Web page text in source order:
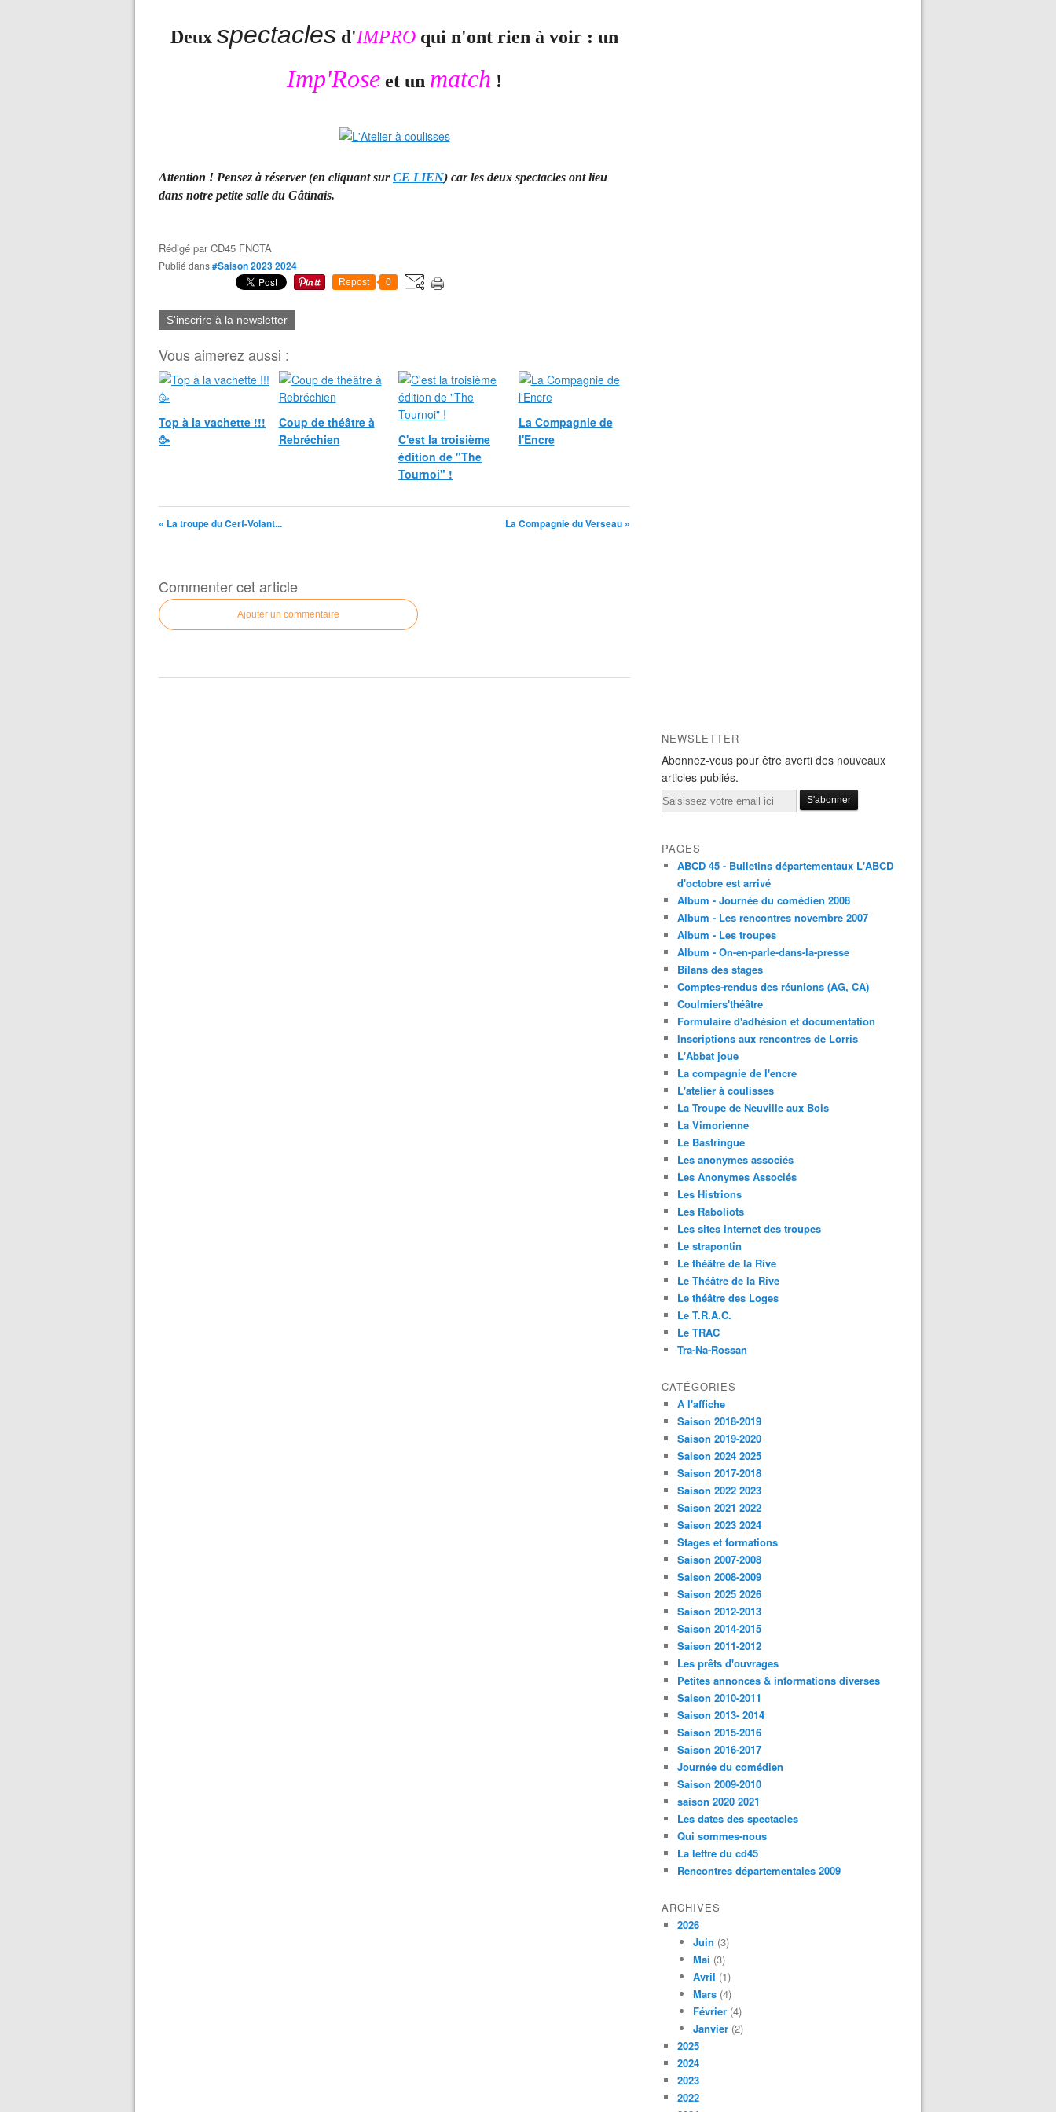
Deux spectacles d'IMPRO qui n'ont rien à voir : un
Imp'Rose et un match !
Attention ! Pensez à réserver (en cliquant surCE LIEN) car les deux spectacles ont lieu
dans notre petite salle du Gâtinais.
Rédigé parCD45 FNCTA
Publié dans#Saison 2023 2024
Repost 0
S'inscrire à la newsletter
Vous aimerez aussi :
Top à la vachette !!!
🥳
Coup de théâtre à
Rebréchien
C'est la troisième
édition de "The
Tournoi" !
La Compagnie de
l'Encre
« La troupe du Cerf-Volant... La Compagnie du Verseau »
Commenter cet article
Ajouter un commentaire
NEWSLETTER
Abonnez-vous pour être averti des nouveaux
articles publiés.
Email
PAGES
ABCD 45 - Bulletins départementaux L'ABCD
d'octobre est arrivé
Album - Journée du comédien 2008
Album - Les rencontres novembre 2007
Album - Les troupes
Album - On-en-parle-dans-la-presse
Bilans des stages
Comptes-rendus des réunions (AG, CA)
Coulmiers'théâtre
Formulaire d'adhésion et documentation
Inscriptions aux rencontres de Lorris
L'Abbat joue
La compagnie de l'encre
L'atelier à coulisses
La Troupe de Neuville aux Bois
La Vimorienne
Le Bastringue
Les anonymes associés
Les Anonymes Associés
Les Histrions
Les Raboliots
Les sites internet des troupes
Le strapontin
Le théâtre de la Rive
Le Théâtre de la Rive
Le théâtre des Loges
Le T.R.A.C.
Le TRAC
Tra-Na-Rossan
CATÉGORIES
A l'affiche
Saison 2018-2019
Saison 2019-2020
Saison 2024 2025
Saison 2017-2018
Saison 2022 2023
Saison 2021 2022
Saison 2023 2024
Stages et formations
Saison 2007-2008
Saison 2008-2009
Saison 2025 2026
Saison 2012-2013
Saison 2014-2015
Saison 2011-2012
Les prêts d'ouvrages
Petites annonces & informations diverses
Saison 2010-2011
Saison 2013- 2014
Saison 2015-2016
Saison 2016-2017
Journée du comédien
Saison 2009-2010
saison 2020 2021
Les dates des spectacles
Qui sommes-nous
La lettre du cd45
Rencontres départementales 2009
ARCHIVES
2026
Juin (3)
Mai (3)
Avril (1)
Mars (4)
Février (4)
Janvier (2)
2025
2024
2023
2022